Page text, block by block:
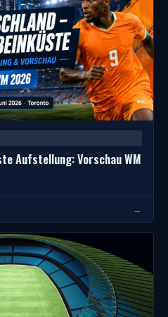
Aufstellung: Vorschau WM
→